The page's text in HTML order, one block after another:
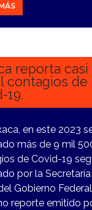
reporta casi
contagios de
19.
en este 2023
más de 9 mil
de Covid-19
por la
Gobierno
reporte emitido